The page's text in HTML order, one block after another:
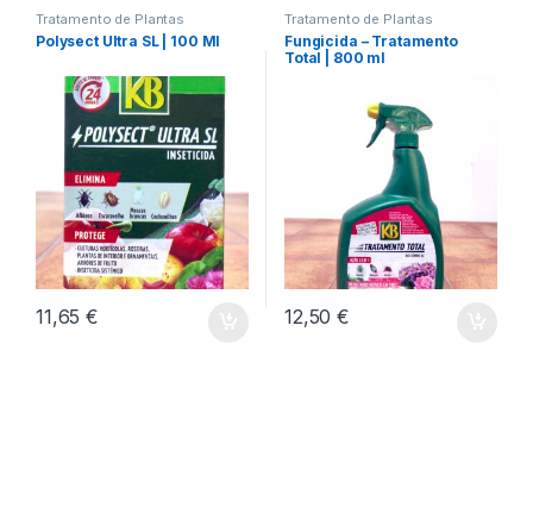
Tratamento de Plantas
Polysect Ultra SL | 100 Ml
11,65€
Tratamento de Plantas
Fungicida – Tratamento
Total | 800 ml
12,50€